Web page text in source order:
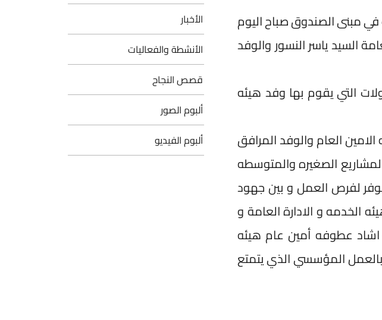
مبنى الصندوق صباح اليوم
العامة السيد ياسر النسور والوفد
التي يقوم بها وفد هيئه
العام والوفد المرافق
الصغيره والمتوسطه
لفرص العمل و بين جهود
و الادارة العامة و
اشاد عطوفه أمين عام هيئه
بالعمل المؤسسي الذي يتمتع
الأخبار
الأنشطة والفعاليات
قصص النجاح
ألبوم الصور
ألبوم الفيديو